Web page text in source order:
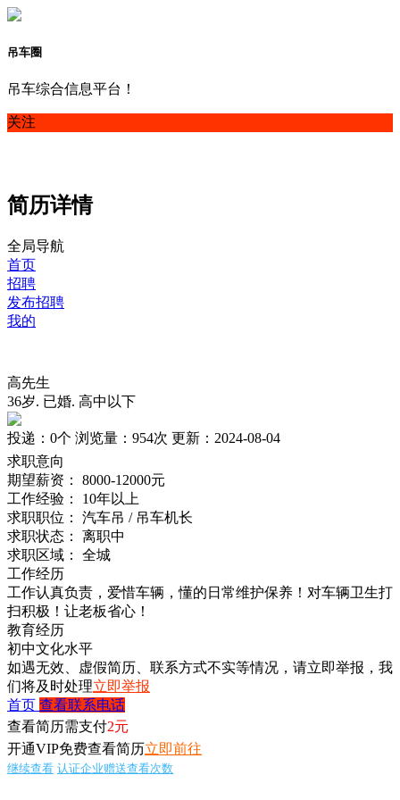
吊车圈
吊车综合信息平台！
关注
简历详情
全局导航
首页
招聘
发布招聘
我的
高先生
36岁. 已婚. 高中以下
投递： 0个 浏览量： 954次 更新： 2024-08-04
求职意向
期望薪资：
8000-12000元
工作经验：
10年以上
求职职位：
汽车吊 / 吊车机长
求职状态：
离职中
求职区域：
全城
工作经历
工作认真负责，爱惜车辆，懂的日常维护保养！对车辆卫生打
扫积极！让老板省心！
教育经历
初中文化水平
如遇无效、虚假简历、联系方式不实等情况，请立即举报，我
们将及时处理立即举报
首页 查看联系电话
查看简历需支付2元
开通VIP免费查看简历立即前往
继续查看 认证企业赠送查看次数